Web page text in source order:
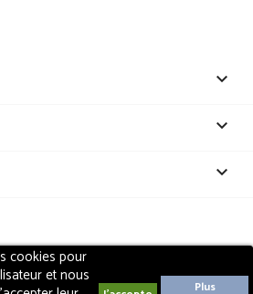
cookies pour
et nous
Plus



Discount
internet EasyConceptTM